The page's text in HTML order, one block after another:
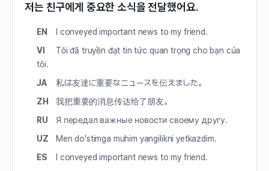
저는 친구에게 중요한 소식을 전달했어요.
EN
I conveyed important news to my friend.
VI
Tôi đã truyền đạt tin tức quan trọng cho bạn của
tôi.
JA
私は友達に重要なニュースを伝えました。
ZH
我把重要的消息传达给了朋友。
RU
Я передал важные новости своему другу.
UZ
Men do'stimga muhim yangilikni yetkazdim.
ES
I conveyed important news to my friend.